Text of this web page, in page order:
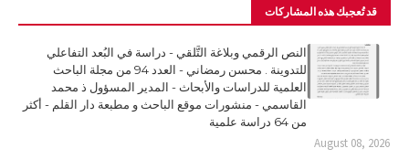
قد تُعجبك هذه المشاركات
النص الرقمي وبلاغة التَّلقي - دراسة في البُعد التفاعلي
للتدوينة . محسن رمضاني - العدد 94 من مجلة الباحث
العلمية للدراسات والأبحاث - المدير المسؤول ذ محمد
القاسمي - منشورات موقع الباحث و مطبعة دار القلم - أكثر
من 64 دراسة علمية
August 08, 2026